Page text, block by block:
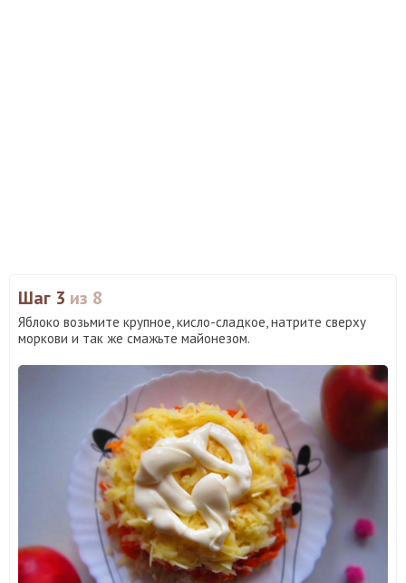
Шаг 3 из 8
Яблоко возьмите крупное, кисло-сладкое, натрите сверху
моркови и так же смажьте майонезом.